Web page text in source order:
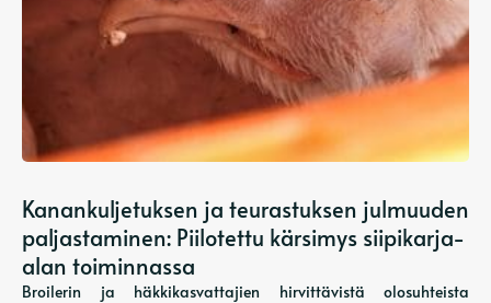
Kanankuljetuksen ja teurastuksen julmuuden
paljastaminen: Piilotettu kärsimys siipikarja-
alan toiminnassa
Broilerin ja häkkikasvattajien hirvittävistä olosuhteista